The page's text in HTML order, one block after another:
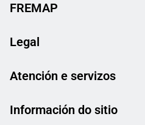
FREMAP
Legal
Atención e servizos
Información do sitio